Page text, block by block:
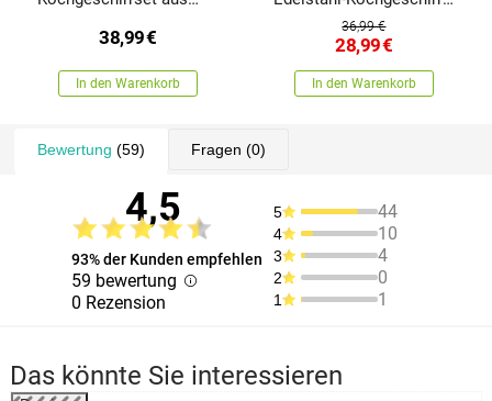
38,99€
In den Warenkorb
Set Swing Small
36,99 €
28,99€
In den Warenkorb
Bewertung (59) Fragen (0)
4,5
93% der Kunden empfehlen
59 bewertung
0 Rezension
5 44
4 10
3 4
2 0
1 1
Das könnte Sie interessieren